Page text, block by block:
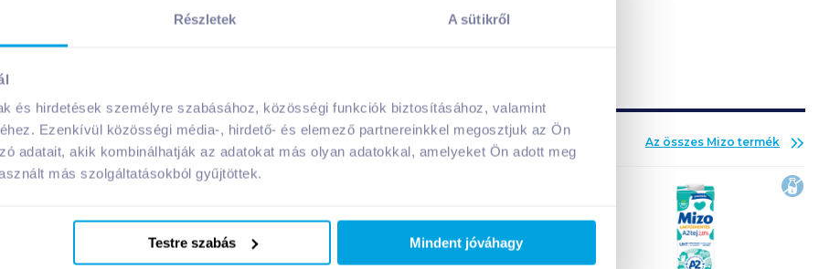
Részletek A sütikről
és hirdetések személyre szabásához, közösségi funkciók biztosításához, valamint
Ezenkívül közösségi média-, hirdető- és elemező partnereinkkel megosztjuk az Ön
adatait, akik kombinálhatják az adatokat más olyan adatokkal, amelyeket Ön adott meg
más szolgáltatásokból gyűjtöttek.
Testre szabás Mindent jóváhagy
Adj hozzá termékeket!
Az összes Mizo termék
laktózmentes